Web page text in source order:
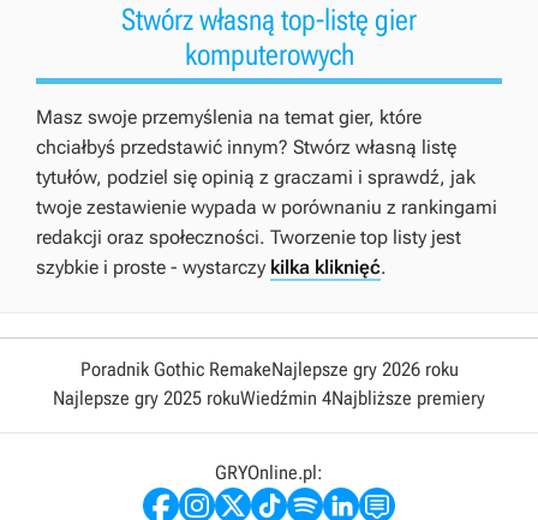
Stwórz własną top-listę gier
komputerowych
Masz swoje przemyślenia na temat gier, które
chciałbyś przedstawić innym? Stwórz własną listę
tytułów, podziel się opinią z graczami i sprawdź, jak
twoje zestawienie wypada w porównaniu z rankingami
redakcji oraz społeczności. Tworzenie top listy jest
szybkie i proste - wystarczy kilka kliknięć.
Poradnik Gothic RemakeNajlepsze gry 2026 roku
Najlepsze gry 2025 rokuWiedźmin 4Najbliższe premiery
GRYOnline.pl: